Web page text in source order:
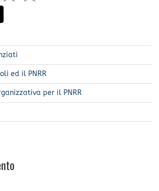
ed il PNRR
per il PNRR